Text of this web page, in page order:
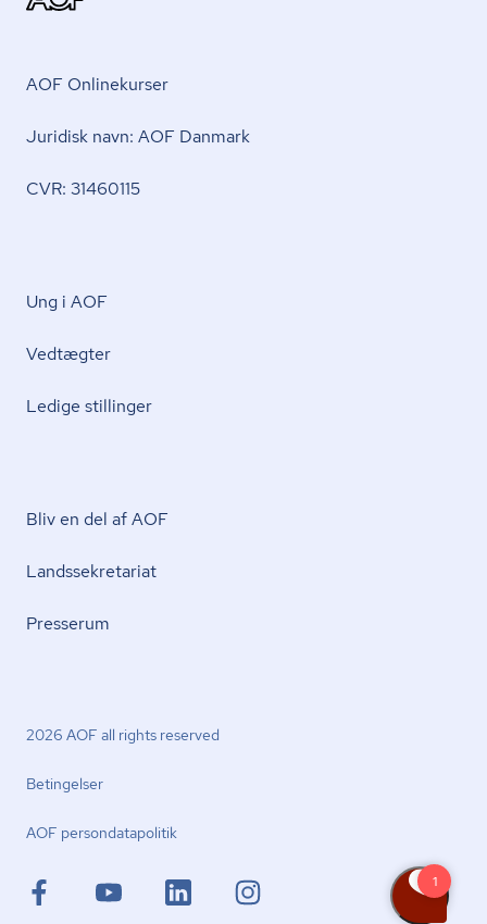
AOF Onlinekurser
Juridisk navn: AOF Danmark
CVR: 31460115
Ung i AOF
Vedtægter
Ledige stillinger
Bliv en del af AOF
Lands­se­kre­ta­ri­at
Presserum
2026 AOF all rights reserved
Betingelser
AOF per­son­da­ta­po­li­tik